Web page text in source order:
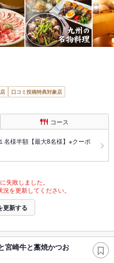
口コミ投稿特典対象店
コース
名様半額【最大8名様】※クーポ
失敗しました。
を更新してください。
更新する
宮崎牛と藁焼かつお